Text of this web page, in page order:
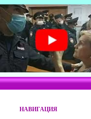
НАВИГАЦИЯ